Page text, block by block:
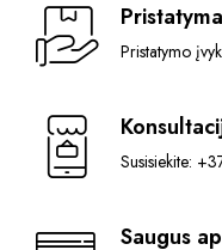
Pristatymo
Susisiekite:
Saugus